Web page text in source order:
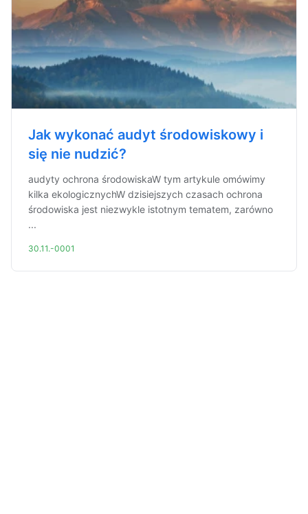
Jak wykonać audyt środowiskowy i
się nie nudzić?
audyty ochrona środowiskaW tym artykule omówimy
kilka ekologicznychW dzisiejszych czasach ochrona
środowiska jest niezwykle istotnym tematem, zarówno
...
30.11.-0001